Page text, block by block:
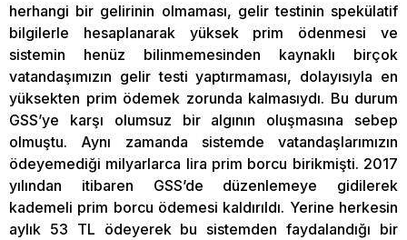
herhangi bir gelirinin olmaması, gelir testinin spekülatif
bilgilerle hesaplanarak yüksek prim ödenmesi ve
sistemin henüz bilinmemesinden kaynaklı birçok
vatandaşımızın gelir testi yaptırmaması, dolayısıyla en
yüksekten prim ödemek zorunda kalmasıydı. Bu durum
GSS’ye karşı olumsuz bir algının oluşmasına sebep
olmuştu. Aynı zamanda sistemde vatandaşlarımızın
ödeyemediği milyarlarca lira prim borcu birikmişti. 2017
yılından itibaren GSS’de düzenlemeye gidilerek
kademeli prim borcu ödemesi kaldırıldı. Yerine herkesin
aylık 53 TL ödeyerek bu sistemden faydalandığı bir